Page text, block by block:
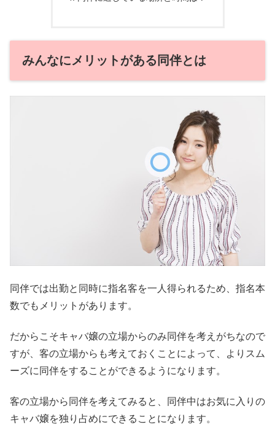
みんなにメリットがある同伴とは
同伴では出勤と同時に指名客を一人得られるため、指名本
数でもメリットがあります。
だからこそキャバ嬢の立場からのみ同伴を考えがちなので
すが、客の立場からも考えておくことによって、よりスム
ーズに同伴をすることができるようになります。
客の立場から同伴を考えてみると、同伴中はお気に入りの
キャバ嬢を独り占めにできることになります。